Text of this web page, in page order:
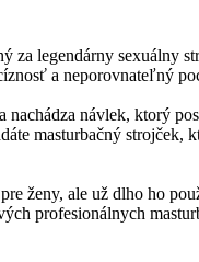
za legendárny sexuálny
a neporovnateľný
návlek, ktorý
masturbačný strojček,
ženy, ale už dlho ho
profesionálnych